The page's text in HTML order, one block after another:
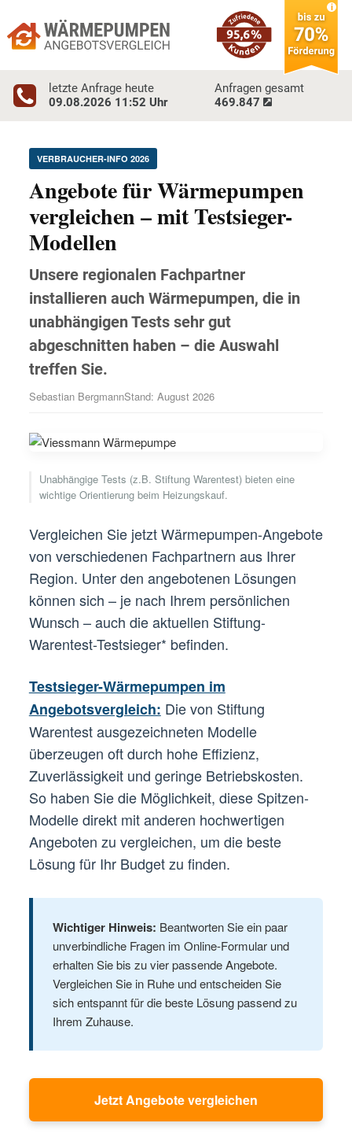
letzte Anfrage heute
09.08.2026 11:52 Uhr
Anfragen gesamt
469.847
VERBRAUCHER-INFO 2026
Angebote für Wärmepumpen
vergleichen – mit Testsieger-
Modellen
Unsere regionalen Fachpartner
installieren auch Wärmepumpen, die in
unabhängigen Tests sehr gut
abgeschnitten haben – die Auswahl
treffen Sie.
Sebastian BergmannStand: August 2026
Unabhängige Tests (z.B. Stiftung Warentest) bieten eine
wichtige Orientierung beim Heizungskauf.
Vergleichen Sie jetzt Wärmepumpen-Angebote
von verschiedenen Fachpartnern aus Ihrer
Region. Unter den angebotenen Lösungen
können sich – je nach Ihrem persönlichen
Wunsch – auch die aktuellen Stiftung-
Warentest-Testsieger* befinden.
Testsieger-Wärmepumpen im
Angebotsvergleich: Die von Stiftung
Warentest ausgezeichneten Modelle
überzeugen oft durch hohe Effizienz,
Zuverlässigkeit und geringe Betriebskosten.
So haben Sie die Möglichkeit, diese Spitzen-
Modelle direkt mit anderen hochwertigen
Angeboten zu vergleichen, um die beste
Lösung für Ihr Budget zu finden.
Wichtiger Hinweis: Beantworten Sie ein paar
unverbindliche Fragen im Online-Formular und
erhalten Sie bis zu vier passende Angebote.
Vergleichen Sie in Ruhe und entscheiden Sie
sich entspannt für die beste Lösung passend zu
Ihrem Zuhause.
Jetzt Angebote vergleichen